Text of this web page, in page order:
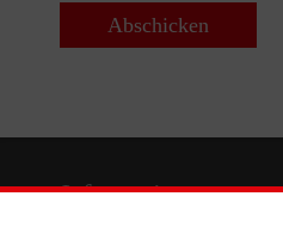
Abschicken
Informationen